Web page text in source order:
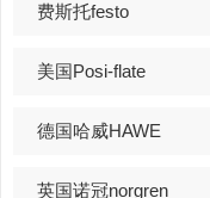
费斯托festo
美国Posi-flate
德国哈威HAWE
英国诺冠norgren